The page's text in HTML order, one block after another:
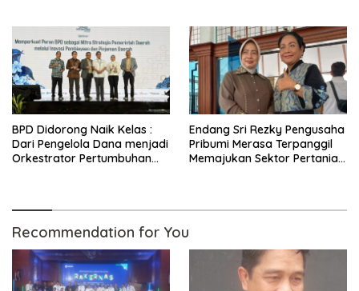
BPD Didorong Naik Kelas :
Dari Pengelola Dana menjadi
Orkestrator Pertumbuhan
Endang Sri Rezky Pengusaha
Pribumi Merasa Terpanggil
Memajukan Sektor Pertanian
Recommendation for You